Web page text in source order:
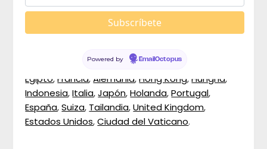
Creciendo con mis viajes has been to:
República Popular China,República Checa
Egipto,Francia,Alemania,Hong Kong,Hungría,
Indonesia,Italia,Japón,Holanda,Portugal,
España,Suiza, Tailandia,United Kingdom,
Estados Unidos,Ciudad del Vaticano.
Powered by EmailOctopus